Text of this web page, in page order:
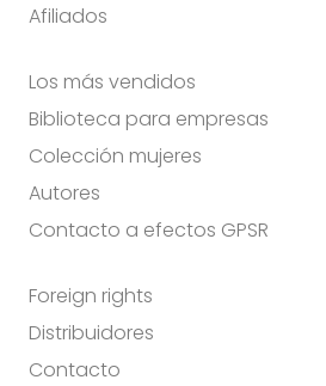
Afiliados
Los más vendidos
Biblioteca para empresas
Colección mujeres
Autores
Contacto a efectos GPSR
Foreign rights
Distribuidores
Contacto